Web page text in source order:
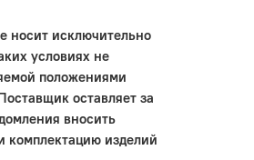
носит исключительно
условиях не
положениями
оставляет за
вносить
комплектацию изделий